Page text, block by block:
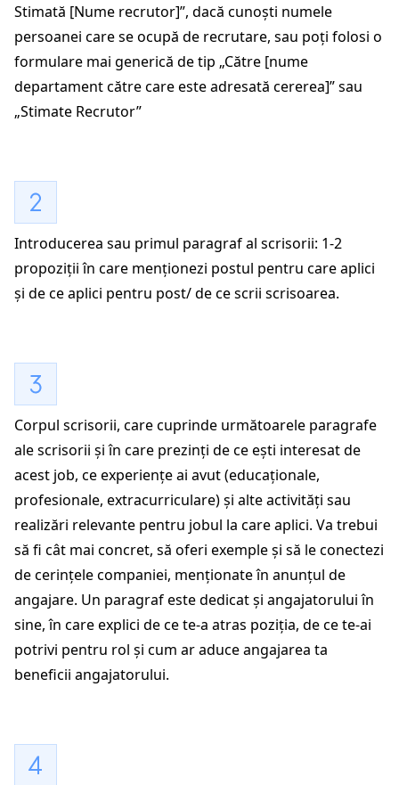
Stimată [Nume recrutor]”, dacă cunoști numele
persoanei care se ocupă de recrutare, sau poți folosi o
formulare mai generică de tip „Către [nume
departament către care este adresată cererea]” sau
„Stimate Recrutor”
Introducerea sau primul paragraf al scrisorii: 1-2
propoziții în care menționezi postul pentru care aplici
și de ce aplici pentru post/ de ce scrii scrisoarea.
Corpul scrisorii, care cuprinde următoarele paragrafe
ale scrisorii și în care prezinți de ce ești interesat de
acest job, ce experiențe ai avut (educaționale,
profesionale, extracurriculare) și alte activități sau
realizări relevante pentru jobul la care aplici. Va trebui
să fi cât mai concret, să oferi exemple și să le conectezi
de cerințele companiei, menționate în anunțul de
angajare. Un paragraf este dedicat și angajatorului în
sine, în care explici de ce te-a atras poziția, de ce te-ai
potrivi pentru rol și cum ar aduce angajarea ta
beneficii angajatorului.